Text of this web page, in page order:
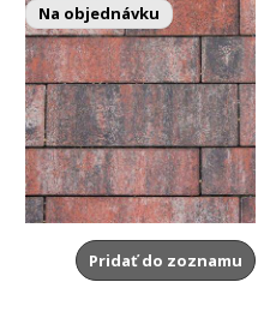
Na objednávku
Pridať do zoznamu